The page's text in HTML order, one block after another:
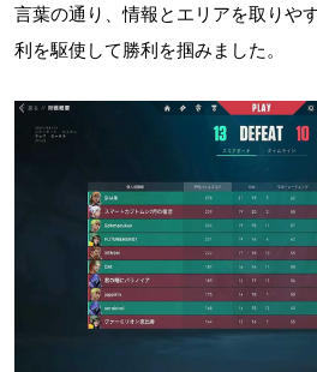
言葉の通り、情報とエリアを取りや
利を駆使して勝利を掴みました。